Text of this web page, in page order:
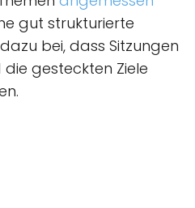
gut strukturierte
bei, dass Sitzungen
gesteckten Ziele